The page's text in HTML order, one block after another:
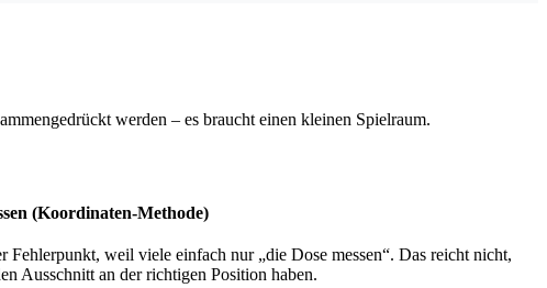
werden – es braucht einen kleinen Spielraum.
(Koordinaten-Methode)
Fehlerpunkt, weil viele einfach nur „die Dose messen“. Das reicht nicht,
Ausschnitt an der richtigen Position haben.